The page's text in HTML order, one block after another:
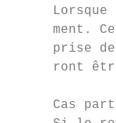
Lorsque
ment.
prise
ront
Cas